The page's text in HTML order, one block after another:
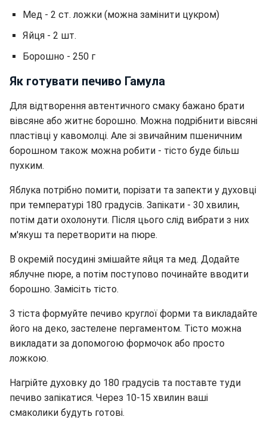
Мед - 2 ст. ложки (можна замінити цукром)
Яйця - 2 шт.
Борошно - 250 г
Як готувати печиво Гамула
Для відтворення автентичного смаку бажано брати
вівсяне або житнє борошно. Можна подрібнити вівсяні
пластівці у кавомолці. Але зі звичайним пшеничним
борошном також можна робити - тісто буде більш
пухким.
Яблука потрібно помити, порізати та запекти у духовці
при температурі 180 градусів. Запікати - 30 хвилин,
потім дати охолонути. Після цього слід вибрати з них
м'якуш та перетворити на пюре.
В окремій посудині змішайте яйця та мед. Додайте
яблучне пюре, а потім поступово починайте вводити
борошно. Замісіть тісто.
З тіста формуйте печиво круглої форми та викладайте
його на деко, застелене пергаментом. Тісто можна
викладати за допомогою формочок або просто
ложкою.
Нагрійте духовку до 180 градусів та поставте туди
печиво запікатися. Через 10-15 хвилин ваші
смаколики будуть готові.